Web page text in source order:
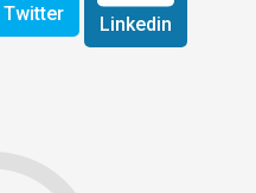
Twitter
Linkedin